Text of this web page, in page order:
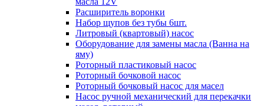
Расширитель воронки
Набор щупов без тубы 6шт.
Литровый (квартовый) насос
Оборудование для замены масла (Ванна на
яму)
Роторный пластиковый насос
Роторный бочковой насос
Роторный бочковый насос для масел
Насос ручной механический для перекачки